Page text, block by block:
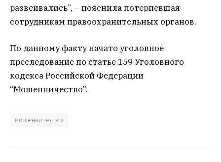
развеивались”, – пояснила потерпевшая
сотрудникам правоохранительных органов.
По данному факту начато уголовное
преследование по статье 159 Уголовного
кодекса Российской Федерации
“Мошенничество”.
мошенничество